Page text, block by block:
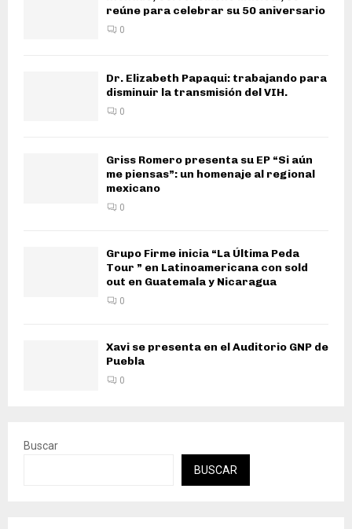
reúne para celebrar su 50 aniversario
0
Dr. Elizabeth Papaqui: trabajando para
disminuir la transmisión del VIH.
0
Griss Romero presenta su EP “Si aún
me piensas”: un homenaje al regional
mexicano
0
Grupo Firme inicia “La Última Peda
Tour ” en Latinoamericana con sold
out en Guatemala y Nicaragua
0
Xavi se presenta en el Auditorio GNP de
Puebla
0
Buscar
BUSCAR